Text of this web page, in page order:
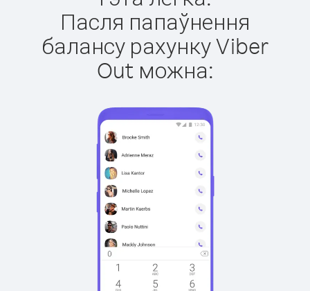
Пасля папаўнення
балансу рахунку Viber
Out можна: